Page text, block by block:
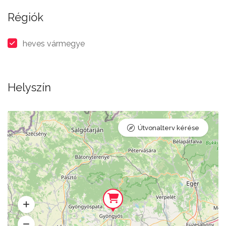
Régiók
heves vármegye
Helyszín
Útvonalterv kérése